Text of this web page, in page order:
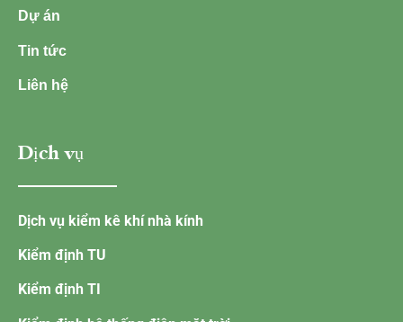
Dự án
Tin tức
Liên hệ
Dịch vụ
Dịch vụ kiểm kê khí nhà kính
Kiểm định TU
Kiểm định TI